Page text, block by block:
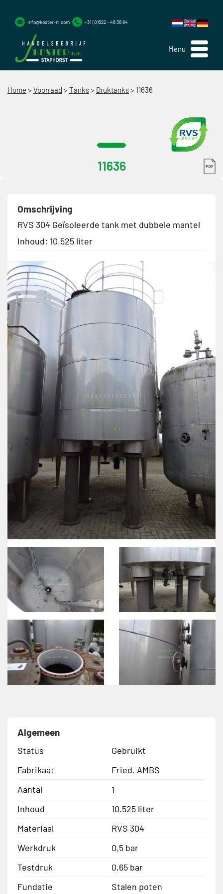
Menu
info@koster-nl.com +31 (0)522 - 46 36 84
Home > Voorraad > Tanks> Druktanks> 11636
11636
Omschrijving
RVS 304 Geïsoleerde tank met dubbele mantel
Inhoud: 10.525 liter
Algemeen
Status
Gebruikt
Fabrikaat
Fried. AMBS
Aantal
1
Inhoud
10.525 liter
Materiaal
RVS 304
Werkdruk
0,5 bar
Testdruk
0,65 bar
Fundatie
Stalen poten